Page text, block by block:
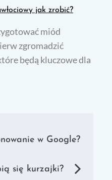
jak zrobić?
miód
zgromadzić
będą kluczowe dla
w Google?
się kurzajki?